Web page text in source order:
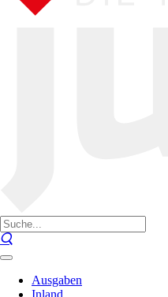
Ausgaben
Inland